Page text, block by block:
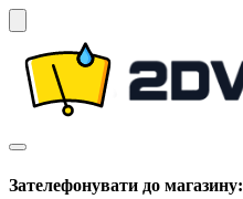
Зателефонувати до магазину: